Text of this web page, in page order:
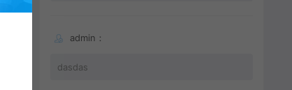
admin：
dasdas